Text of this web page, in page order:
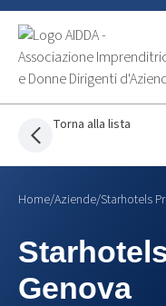
Torna alla lista
Home/Aziende/Starhotels
Genova